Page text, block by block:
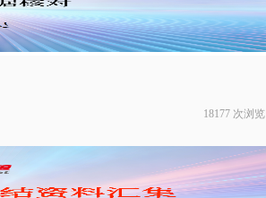
18177 次浏览